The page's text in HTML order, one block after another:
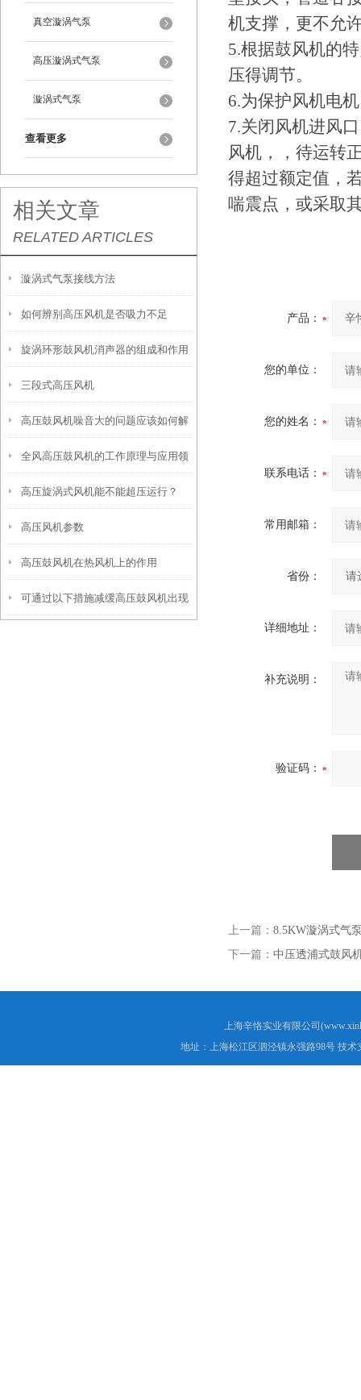
真空漩涡气泵
高压漩涡式气泵
漩涡式气泵
查看更多
相关文章
RELATED ARTICLES
漩涡式气泵接线方法
如何辨别高压风机是否吸力不足
旋涡环形鼓风机消声器的组成和作用
是什么呢？
三段式高压风机
高压鼓风机噪音大的问题应该如何解
决？
全风高压鼓风机的工作原理与应用领
域有哪些？
高压旋涡式风机能不能超压运行？
高压风机参数
高压鼓风机在热风机上的作用
可通过以下措施减缓高压鼓风机出现
机支撑，更不允
5.根据鼓风机的
压得调节。
6.为保护风机电
7.关闭风机进风
风机，，待运转
得超过额定值，
喘震点，或采取
产品：
您的单位：
您的姓名：
联系电话：
常用邮箱：
省份：
详细地址：
补充说明：
验证码：
上一篇： 8.5KW漩涡式气
下一篇： 中压透浦式鼓风
上海辛恪实业有限公司
地址：上海松江区泗泾镇永强路98号 技术